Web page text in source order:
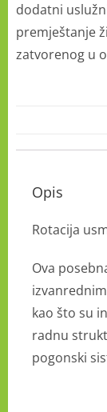
dodatni
premještanje
zatvorenog u
Opis
Rotacija
Ova
kao što su
radnu
pogonski